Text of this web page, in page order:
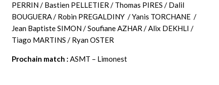
PERRIN / Bastien PELLETIER / Thomas PIRES / Dalil
BOUGUERA / Robin PREGALDINY / Yanis TORCHANE /
Jean Baptiste SIMON / Soufiane AZHAR / Alix DEKHLI /
Tiago MARTINS / Ryan OSTER
Prochain match : ASMT – Limonest